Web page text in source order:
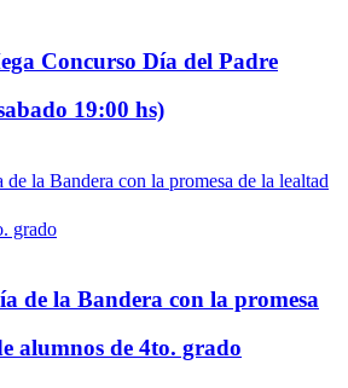
Concurso Día del Padre
19:00 hs)
de la Bandera con la promesa
alumnos de 4to. grado